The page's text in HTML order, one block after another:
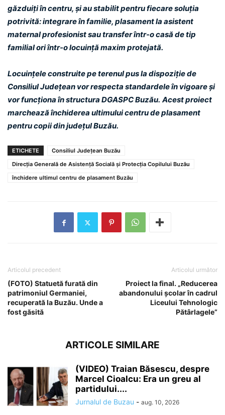
găzduiți în centru, și au stabilit pentru fiecare soluția
potrivită: integrare în familie, plasament la asistent
maternal profesionist sau transfer într-o casă de tip
familial ori într-o locuință maxim protejată.
Locuințele construite pe terenul pus la dispoziție de
Consiliul Județean vor respecta standardele în vigoare și
vor funcționa în structura DGASPC Buzău. Acest proiect
marchează închiderea ultimului centru de plasament
pentru copii din județul Buzău.
ETICHETE
Consiliul Județean Buzău
Direcția Generală de Asistență Socială și Protecția Copilului Buzău
închidere ultimul centru de plasament Buzău
Articolul precedent
(FOTO) Statuetă furată din
patrimoniul Germaniei,
recuperată la Buzău. Unde a
fost găsită
Articolul următor
Proiect la final. „Reducerea
abandonului școlar în cadrul
Liceului Tehnologic
Pătârlagele”
ARTICOLE SIMILARE
(VIDEO) Traian Băsescu, despre
Marcel Cioalcu: Era un greu al
partidului....
Jurnalul de Buzau - aug. 10, 2026